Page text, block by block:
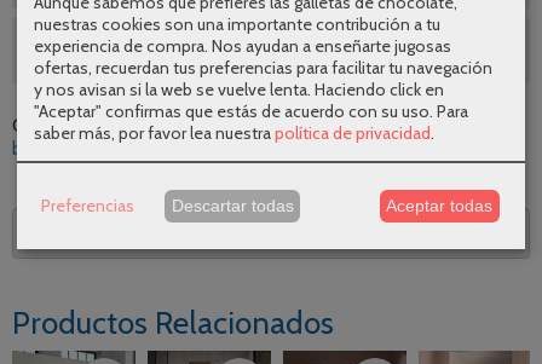
SEGUNDAS REBAJAS AGOSTO
Categoría:Muebles de baño |Tags:suspendido mueble-de-
bano
2-cajones serie-bequia-plus 2-estantes
Productos Relacionados
nuestras cookies son una importante contribución a tu
experiencia de compra. Nos ayudan a enseñarte jugosas
ofertas, recuerdan tus preferencias para facilitar tu navegación
y nos avisan si la web se vuelve lenta. Haciendo click en
"Aceptar" confirmas que estás de acuerdo con su uso. Para
saber más, por favor lea nuestrapolítica de privacidad
Preferencias Descartar todas Aceptar todas